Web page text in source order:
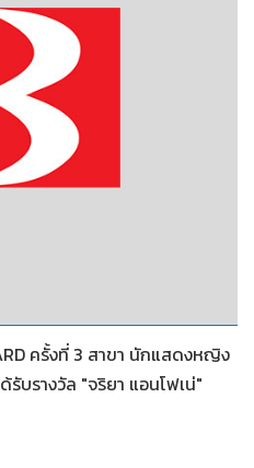
ครั้งที่ 3 สาขา นักแสดงหญิง
บรางวัล "จริยา แอนโฟเน่"